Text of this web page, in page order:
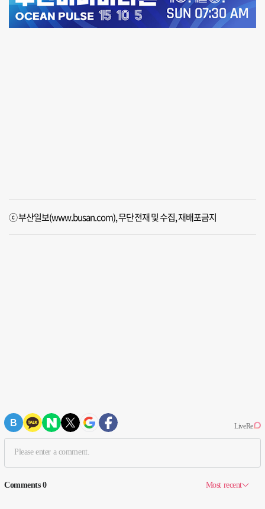
ⓒ 부산일보(www.busan.com), 무단전재 및 수집, 재배포금지